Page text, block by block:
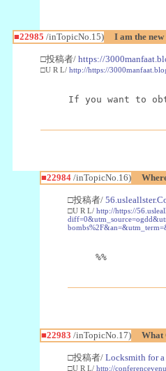
■22985 /inTopicNo.15) I am the
□投稿者/ https://
□U R L/ http://https://
If you want to
■22984/inTopicNo.16)
□投稿者/
□U R L/ http://https://
%%
■22983 /inTopicNo.17) What
□投稿者/ Locksmith for a
□U R L/ http://